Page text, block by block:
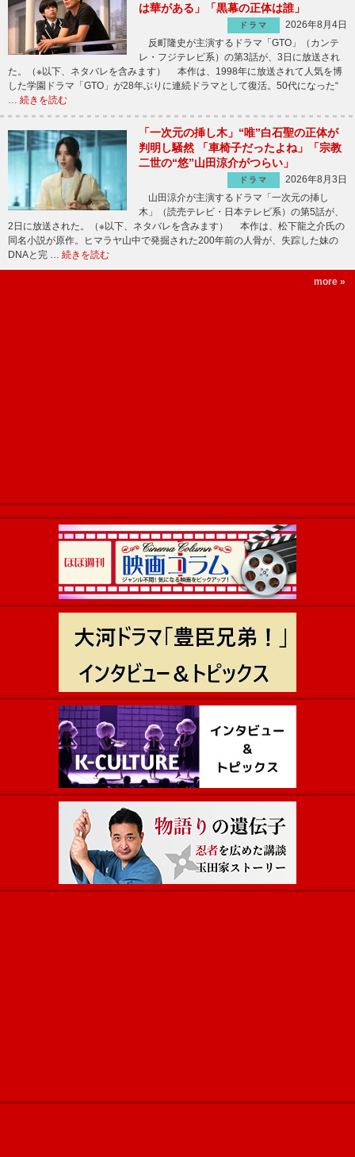
は華がある」「黒幕の正体は誰」
ドラマ
2026年8月4日
反町隆史が主演するドラマ「GTO」（カンテ
レ・フジテレビ系）の第3話が、3日に放送され
た。（※以下、ネタバレを含みます） 本作は、1998年に放送されて人気を博
した学園ドラマ「GTO」が28年ぶりに連続ドラマとして復活。50代になった“
… 続きを読む
「一次元の挿し木」“唯”白石聖の正体が
判明し騒然 「車椅子だったよね」「宗教
二世の“悠”山田涼介がつらい」
ドラマ
2026年8月3日
山田涼介が主演するドラマ「一次元の挿し
木」（読売テレビ・日本テレビ系）の第5話が、
2日に放送された。（※以下、ネタバレを含みます） 本作は、松下龍之介氏の
同名小説が原作。ヒマラヤ山中で発掘された200年前の人骨が、失踪した妹の
DNAと完 … 続きを読む
more »